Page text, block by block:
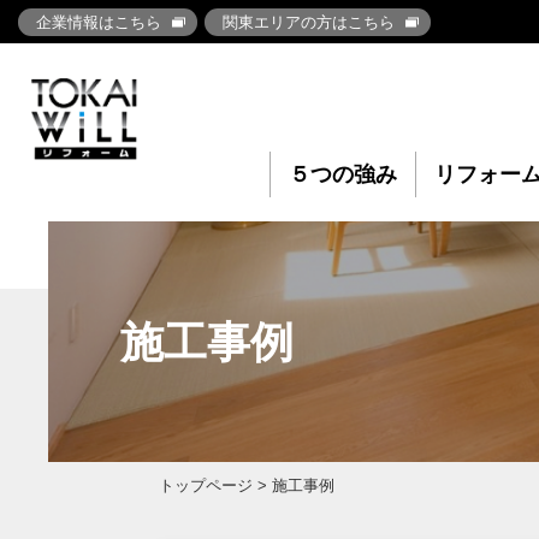
企業情報はこちら 関東エリアの方はこちら
５つの強み リフォー
施工事例
トップページ > 施工事例